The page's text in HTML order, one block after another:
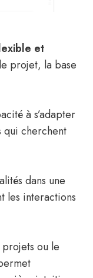
et
projet, la base
à s’adapter
qui cherchent
dans une
les interactions
ou le